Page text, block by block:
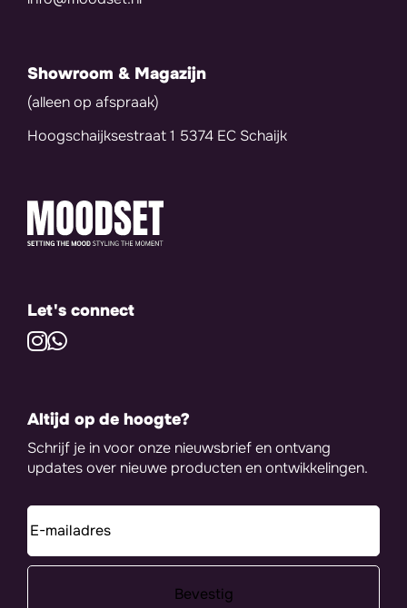
Showroom & Magazijn
(alleen op afspraak)
Hoogschaijksestraat 1 5374 EC Schaijk
Let's connect
Altijd op de hoogte?
Schrijf je in voor onze nieuwsbrief en ontvang
updates over nieuwe producten en ontwikkelingen.